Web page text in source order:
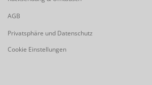
AGB
Privatsphäre und Datenschutz
Cookie Einstellungen